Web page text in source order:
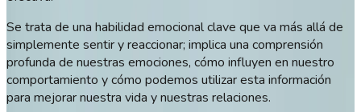
Se trata de una habilidad emocional clave que va más allá de
simplemente sentir y reaccionar; implica una comprensión
profunda de nuestras emociones, cómo influyen en nuestro
comportamiento y cómo podemos utilizar esta información
para mejorar nuestra vida y nuestras relaciones.